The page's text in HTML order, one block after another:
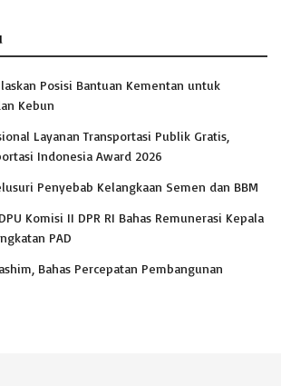
Posisi Bantuan Kementan untuk
Kebun
Layanan Transportasi Publik Gratis,
Indonesia Award 2026
Penyebab Kelangkaan Semen dan BBM
Komisi II DPR RI Bahas Remunerasi Kepala
PAD
Bahas Percepatan Pembangunan